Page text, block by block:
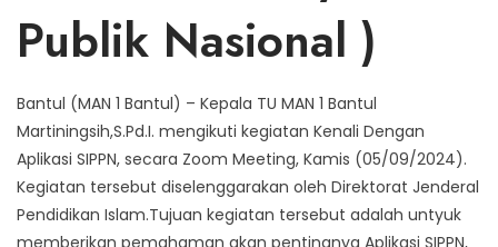
Publik Nasional )
Bantul (MAN 1 Bantul) – Kepala TU MAN 1 Bantul
Martiningsih,S.Pd.I. mengikuti kegiatan Kenali Dengan
Aplikasi SIPPN, secara Zoom Meeting, Kamis (05/09/2024).
Kegiatan tersebut diselenggarakan oleh Direktorat Jenderal
Pendidikan Islam.Tujuan kegiatan tersebut adalah untyuk
memberikan pemahaman akan pentingnya Aplikasi SIPPN,